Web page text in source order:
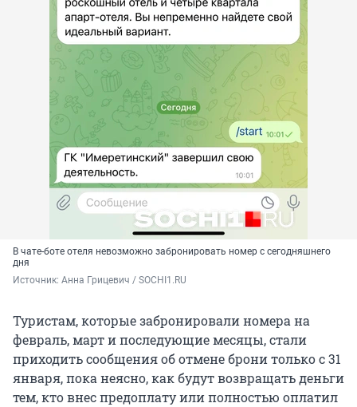
В чате-боте отеля невозможно забронировать номер с сегодняшнего
дня
Источник: Анна Грицевич / SOCHI1.RU
Туристам, которые забронировали номера на
февраль, март и последующие месяцы, стали
приходить сообщения об отмене брони только с 31
января, пока неясно, как будут возвращать деньги
тем, кто внес предоплату или полностью оплатил